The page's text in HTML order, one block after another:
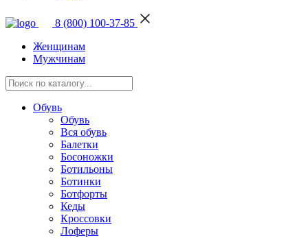
8 (800) 100-37-85
Женщинам
Мужчинам
Обувь
Обувь
Вся обувь
Балетки
Босоножки
Ботильоны
Ботинки
Ботфорты
Кеды
Кроссовки
Лоферы